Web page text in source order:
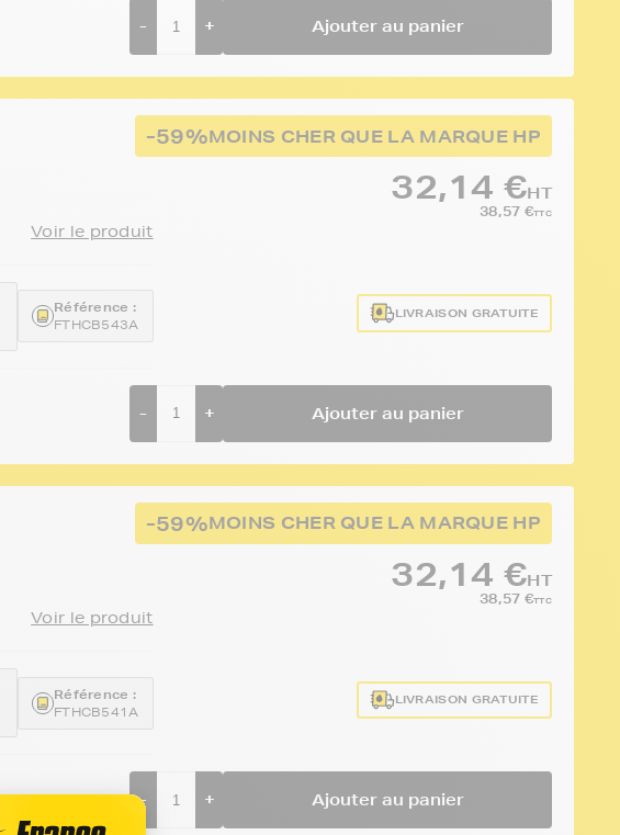
- + Ajouter au panier
-59%MOINS CHER QUE LA MARQUE HP
Voir le produit
Référence :
FTHCB543A
32,14 €HT
38,57 €TTC
LIVRAISON GRATUITE
- + Ajouter au panier
-59%MOINS CHER QUE LA MARQUE HP
Voir le produit
Référence :
FTHCB541A
32,14 €HT
38,57 €TTC
LIVRAISON GRATUITE
- + Ajouter au panier